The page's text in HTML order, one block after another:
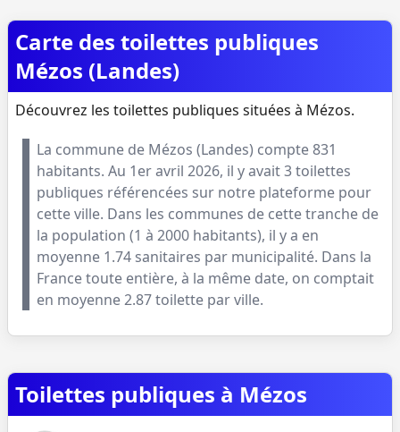
Carte des toilettes publiques
Mézos (Landes)
Découvrez les toilettes publiques situées à Mézos.
La commune de Mézos (Landes) compte831
habitants. Au 1er avril 2026, il y avait3toilettes
publiques référencées sur notre plateforme pour
cette ville. Dans les communes de cette tranche de
la population (1 à 2000 habitants), il y a en
moyenne 1.74 sanitaires par municipalité. Dans la
France toute entière, à la même date, on comptait
en moyenne2.87toilette par ville.
Toilettes publiques à Mézos